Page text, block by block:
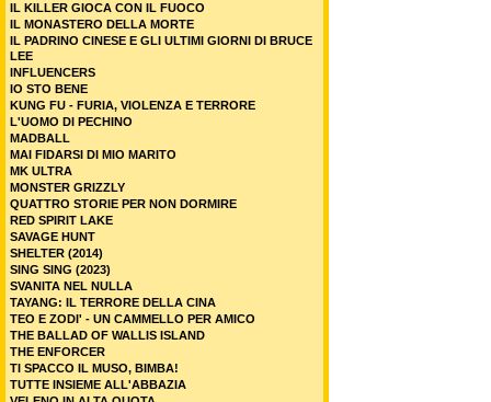
IL KILLER GIOCA CON IL FUOCO
IL MONASTERO DELLA MORTE
IL PADRINO CINESE E GLI ULTIMI GIORNI DI BRUCE
LEE
INFLUENCERS
IO STO BENE
KUNG FU - FURIA, VIOLENZA E TERRORE
L'UOMO DI PECHINO
MADBALL
MAI FIDARSI DI MIO MARITO
MK ULTRA
MONSTER GRIZZLY
QUATTRO STORIE PER NON DORMIRE
RED SPIRIT LAKE
SAVAGE HUNT
SHELTER (2014)
SING SING (2023)
SVANITA NEL NULLA
TAYANG: IL TERRORE DELLA CINA
TEO E ZODI' - UN CAMMELLO PER AMICO
THE BALLAD OF WALLIS ISLAND
THE ENFORCER
TI SPACCO IL MUSO, BIMBA!
TUTTE INSIEME ALL'ABBAZIA